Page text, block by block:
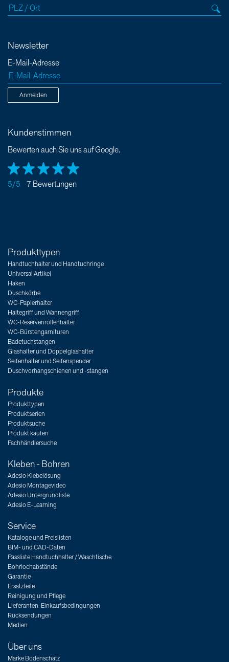
Newsletter
E-Mail-Adresse
Anmelden
Kundenstimmen
Bewerten auch Sie uns auf Google.
5/5 7 Bewertungen
Produkttypen
Handtuchhalter und Handtuchringe
Universal Artikel
Haken
Duschkörbe
WC-Papierhalter
Haltegriff und Wannengriff
WC-Reservenrollenhalter
WC-Bürstengarnituren
Badetuchstangen
Glashalter und Doppelglashalter
Seifenhalter und Seifenspender
Duschvorhangschienen und -stangen
Produkte
Produkttypen
Produktserien
Produktsuche
Produkt kaufen
Fachhändlersuche
Kleben - Bohren
Adesio Klebelösung
Adesio Montagevideo
Adesio Untergrundliste
Adesio E-Learning
Service
Kataloge und Preislisten
BIM- und CAD-Daten
Passliste Handtuchhalter / Waschtische
Bohrlochabstände
Garantie
Ersatzteile
Reinigung und Pflege
Lieferanten-Einkaufsbedingungen
Rücksendungen
Medien
Über uns
Marke Bodenschatz